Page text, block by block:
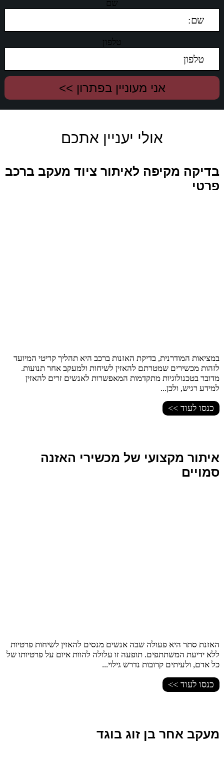
שם
טלפון
אולי יעניין אתכם
בדיקה מקיפה לאיתור ציוד מעקב ברכב
פרטי
במציאות המודרנית, בדיקת האזנות ברכב היא תהליך קריטי המיועד
לזהות מכשירים שמטרתם להאזין לשיחות ולמעקב אחר תנועות.
מדובר בטכנולוגיות מתקדמות המאפשרות לאנשים זרים להאזין
למידע רגיש, ולכן...
כנסו לעוד >>
איתור מקצועי של מכשירי האזנה
סמויים
האזנת סתר היא פעולה שבה אנשים מנסים להאזין לשיחות פרטיות
ללא ידיעת המשתתפים. תופעה זו עלולה להוות איום על פרטיותו של
כל אדם, ולעיתים קרובות נדרש גילוי...
כנסו לעוד >>
מעקב אחר בן זוג בוגד